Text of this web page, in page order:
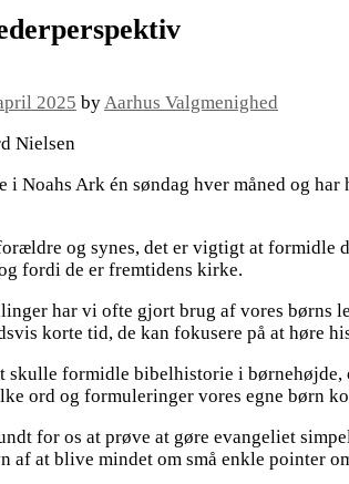
2025 byAarhus Valgmenighed
Nielsen
Noahs Ark én søndag hver måned og
og synes, det er vigtigt at
fordi de er fremtidens kirke.
har vi ofte gjort brug af vores børns
korte tid, de kan fokusere på at høre
skulle formidle bibelhistorie i
ord og formuleringer vores egne børn
for os at prøve at gøre evangeliet
af at blive mindet om små enkle pointer